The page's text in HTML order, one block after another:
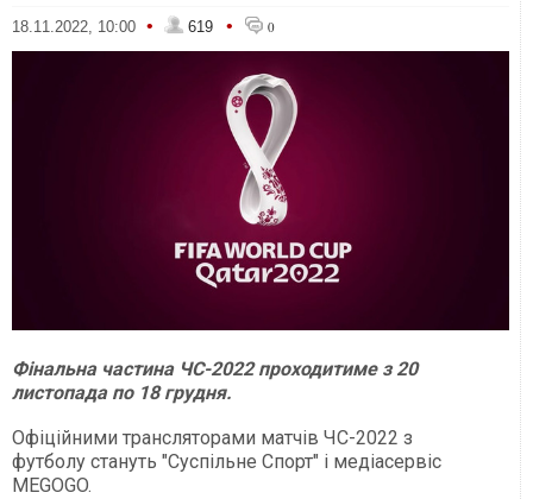
18.11.2022, 10:00 • 619 • 0
Фінальна частина ЧС-2022 проходитиме з 20
листопада по 18 грудня.
Офіційними трансляторами матчів ЧС-2022 з
футболу стануть "Суспільне Спорт" і медіасервіс
MEGOGO.